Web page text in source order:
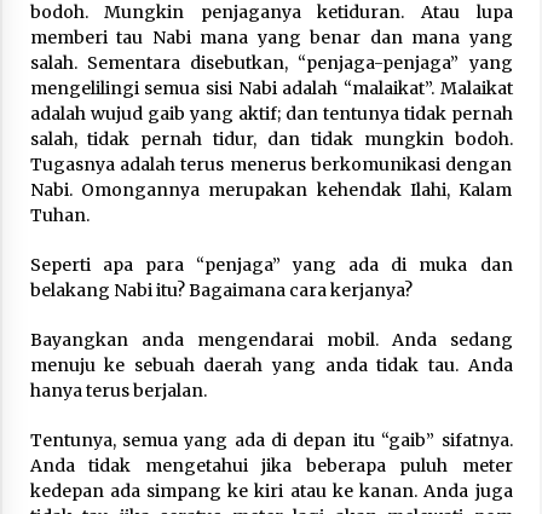
bodoh. Mungkin penjaganya ketiduran. Atau lupa
memberi tau Nabi mana yang benar dan mana yang
salah. Sementara disebutkan, “penjaga-penjaga” yang
mengelilingi semua sisi Nabi adalah “malaikat”. Malaikat
adalah wujud gaib yang aktif; dan tentunya tidak pernah
salah, tidak pernah tidur, dan tidak mungkin bodoh.
Tugasnya adalah terus menerus berkomunikasi dengan
Nabi. Omongannya merupakan kehendak Ilahi, Kalam
Tuhan.
Seperti apa para “penjaga” yang ada di muka dan
belakang Nabi itu? Bagaimana cara kerjanya?
Bayangkan anda mengendarai mobil. Anda sedang
menuju ke sebuah daerah yang anda tidak tau. Anda
hanya terus berjalan.
Tentunya, semua yang ada di depan itu “gaib” sifatnya.
Anda tidak mengetahui jika beberapa puluh meter
kedepan ada simpang ke kiri atau ke kanan. Anda juga